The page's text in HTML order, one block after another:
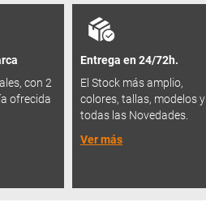
con 2
ofrecida
Entrega en 24/72h.
El Stock más amplio,
colores, tallas, modelos y
todas las Novedades.
Ver más